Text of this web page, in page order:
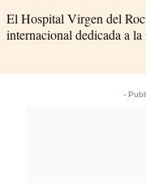
El Hospital Virgen del
internacional dedicada a
-